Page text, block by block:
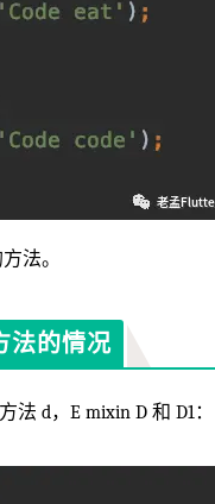
法。
法的情况
d，E mixin D 和 D1：